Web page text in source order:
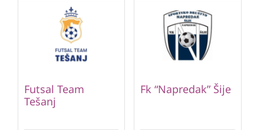
Futsal Team
Tešanj
Fk “Napredak” Šije